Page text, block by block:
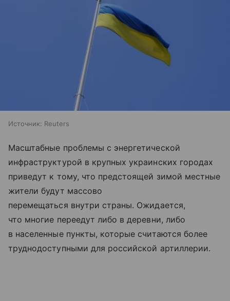
Источник: Reuters
Масштабные проблемы с энергетической
инфраструктурой в крупных украинских городах
приведут к тому, что предстоящей зимой местные
жители будут массово
перемещаться внутри страны. Ожидается,
что многие переедут либо в деревни, либо
в населенные пункты, которые считаются более
труднодоступными для российской артиллерии.